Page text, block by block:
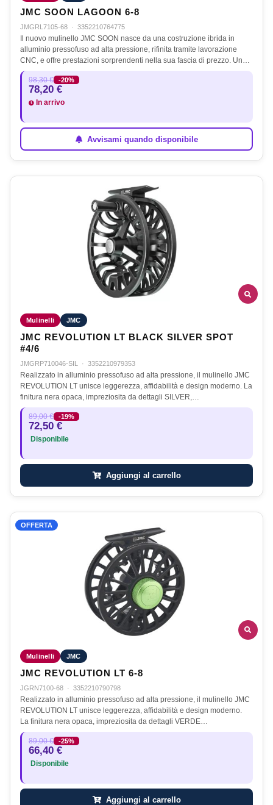
JMC SOON LAGOON 6-8
JMGRL7105-68 · 3352210764775
Il nuovo mulinello JMC SOON nasce da una costruzione ibrida in
alluminio pressofuso ad alta pressione, rifinita tramite lavorazione
CNC, e offre prestazioni sorprendenti nella sua fascia di prezzo. Un…
98,30 € -20%
78,20 €
In arrivo
Avvisami quando disponibile
Mulinelli JMC
JMC REVOLUTION LT BLACK SILVER SPOT
#4/6
JMGRP710046-SIL · 3352210979353
Realizzato in alluminio pressofuso ad alta pressione, il mulinello JMC
REVOLUTION LT unisce leggerezza, affidabilità e design moderno. La
finitura nera opaca, impreziosita da dettagli SILVER,…
89,00 € -19%
72,50 €
Disponibile
Aggiungi al carrello
OFFERTA
Mulinelli JMC
JMC REVOLUTION LT 6-8
JGRN7100-68 · 3352210790798
Realizzato in alluminio pressofuso ad alta pressione, il mulinello JMC
REVOLUTION LT unisce leggerezza, affidabilità e design moderno.
La finitura nera opaca, impreziosita da dettagli VERDE…
89,00 € -25%
66,40 €
Disponibile
Aggiungi al carrello